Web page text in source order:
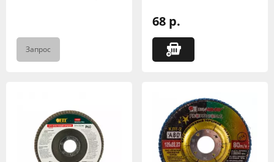
Запрос
68 р.